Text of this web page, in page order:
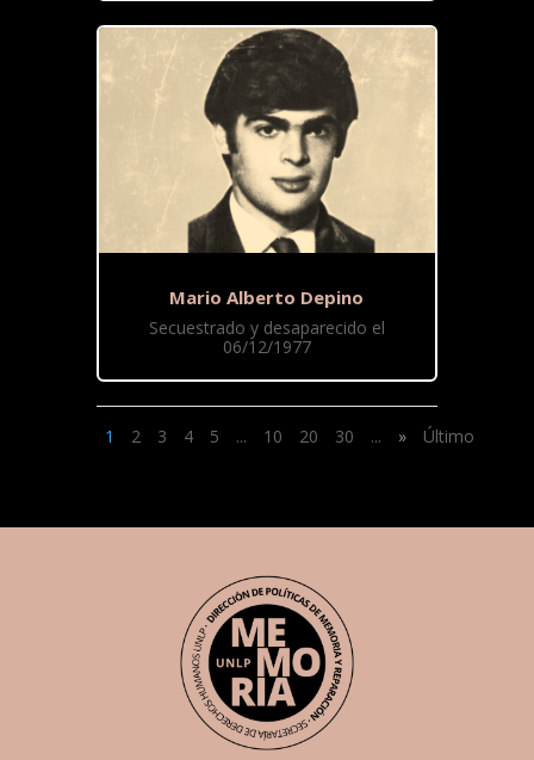
Mario Alberto Depino
Secuestrado y desaparecido el
06/12/1977
1 2 3 4 5 ... 10 20 30 ... » Último